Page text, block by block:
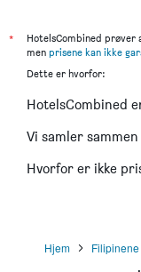
*
HotelsCombined prøver
men prisene kan ikke
Dette er hvorfor:
HotelsCombined
Vi samler
Hvorfor er ikke
Hjem Filipinene